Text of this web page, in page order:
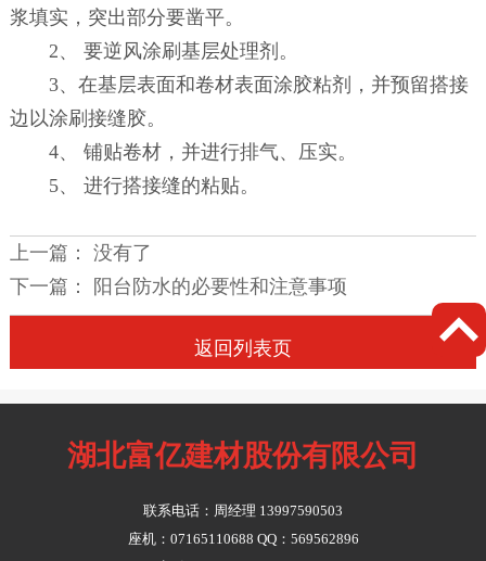
浆填实，突出部分要凿平。
2、 要逆风涂刷基层处理剂。
3、在基层表面和卷材表面涂胶粘剂，并预留搭接
边以涂刷接缝胶。
4、 铺贴卷材，并进行排气、压实。
5、 进行搭接缝的粘贴。
上一篇： 没有了
下一篇：
阳台防水的必要性和注意事项
返回列表页
湖北富亿建材股份有限公司
联系电话：周经理 13997590503
座机：07165110688 QQ：569562896
